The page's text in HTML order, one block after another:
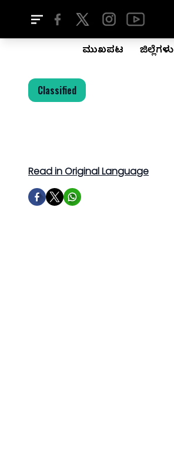
ಮುಖಪುಟ ಜಿಲ್ಲೆಗಳು
Classified
Read in Original Language